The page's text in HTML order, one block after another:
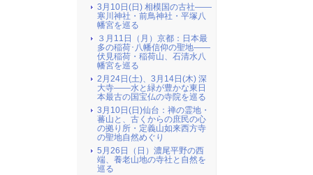
3月10日(日) 相模国の古社――
寒川神社・前鳥神社・平塚八
幡宮を巡る
３月11日（月）京都：日本最
多の稲荷･八幡信仰の聖地――
伏見稲荷・稲荷山、石清水八
幡宮を巡る
2月24日(土)、3月14日(木) 深
大寺――水と緑が豊かな東日
本最古の国宝仏の寺院を巡る
3月10日(日)仙台：禅の霊地・
蕃山と、古くからの庶民の心
の拠り所・定義山如来西方寺
の聖地自然めぐり
5月26日（日）濃尾平野の西
端、養老山地の寺社と自然を
巡る